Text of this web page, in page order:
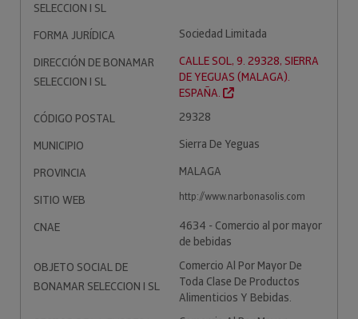
SELECCION I SL
FORMA JURÍDICA
Sociedad Limitada
DIRECCIÓN DE BONAMAR
SELECCION I SL
CALLE SOL, 9. 29328, SIERRA
DE YEGUAS (MALAGA).
ESPAÑA.
CÓDIGO POSTAL
29328
MUNICIPIO
Sierra De Yeguas
PROVINCIA
MALAGA
SITIO WEB
http://www.narbonasolis.com
CNAE
4634 - Comercio al por mayor
de bebidas
OBJETO SOCIAL DE
BONAMAR SELECCION I SL
Comercio Al Por Mayor De
Toda Clase De Productos
Alimenticios Y Bebidas.